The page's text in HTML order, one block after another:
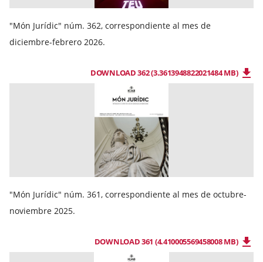
"Món Jurídic" núm. 362, correspondiente al mes de
diciembre-febrero 2026.
DOWNLOAD 362 (3.3613948822021484 MB)
"Món Jurídic" núm. 361, correspondiente al mes de octubre-
noviembre 2025.
DOWNLOAD 361 (4.410005569458008 MB)